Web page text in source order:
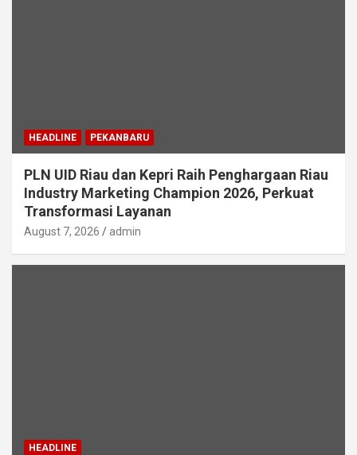
HEADLINE PEKANBARU
PLN UID Riau dan Kepri Raih Penghargaan Riau
Industry Marketing Champion 2026, Perkuat
Transformasi Layanan
August 7, 2026 admin
HEADLINE